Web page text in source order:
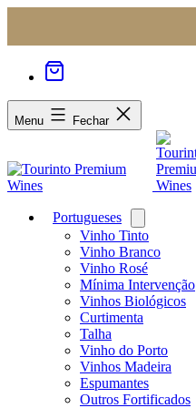
Menu Fechar
Portugueses
menu
Vinho Tinto
Vinho Branco
Vinho Rosé
Mínima Intervenção
Vinhos Biológicos
Curtimenta
Talha
Vinho do Porto
Vinhos Madeira
Espumantes
Outros Fortificados